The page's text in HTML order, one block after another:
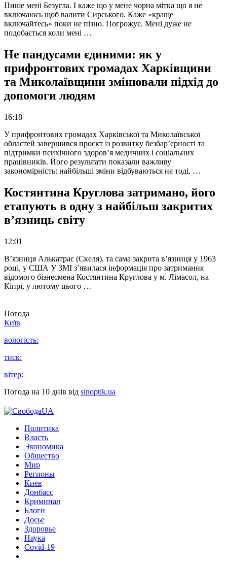
Пише мені Безугла. І каже що у мене чорна мітка що я не
включаюсь щоб валити Сирського. Каже «краще
включайтесь» поки не пізно. Погрожує. Мені дуже не
подобається коли мені …
Не пандусами єдиними: як у
прифронтових громадах Харківщини
та Миколаївщини змінювали підхід до
допомоги людям
16:18
У прифронтових громадах Харківської та Миколаївської
областей завершився проєкт із розвитку безбар’єрності та
підтримки психічного здоров’я медичних і соціальних
працівників. Його результати показали важливу
закономірність: найбільші зміни відбуваються не тоді, …
Костянтина Круглова затримано, його
етапують в одну з найбільш закритих
в’язниць світу
12:01
В’язниця Алькатрас (Скеля), та сама закрита в’язниця у 1963
році, у США У ЗМІ з’явилася інформація про затримання
відомого бізнесмена Костянтина Круглова у м. Лімасол, на
Кіпрі, у лютому цього …
Погода
Київ
вологість:
тиск:
вітер:
Погода на 10 днів від sinoptik.ua
Политика
Власть
Экономика
Общество
Мир
Регионы
Киев
Донбасс
Криминал
Блоги
Досье
Здоровье
Наука
Covid-19